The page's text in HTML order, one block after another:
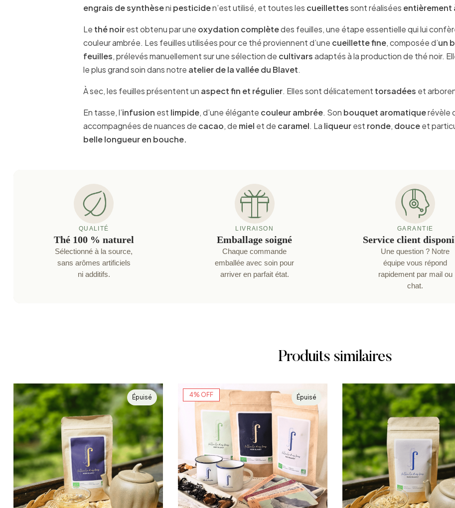
engrais de synthèseni pesticiden’est utilisé, et toutes les cueillettessont réalisées entièrement
Le thé noirest obtenu par une oxydation complètedes feuilles, une étape essentielle qui lui
couleur ambrée. Les feuilles utilisées pour ce thé proviennent d’une cueillette fine, composée d’un
feuilles, prélevés manuellement sur une sélection de cultivarsadaptés à la production de thé noir.
le plus grand soin dans notre atelier de la vallée du Blavet.
À sec, les feuilles présentent un aspect fin et régulier. Elles sont délicatement torsadées et
En tasse, l’infusion est limpide, d’une élégante couleur ambrée. Son bouquet aromatiquerévèle
accompagnées de nuances de cacao, de miel et de caramel. La liqueurest ronde, douceet
belle longueur en bouche.
QUALITÉ
Thé 100 % naturel
Sélectionné à la source,
sans arômes artificiels
ni additifs.
LIVRAISON
Emballage soigné
Chaque commande
emballée avec soin pour
arriver en parfait état.
GARANTIE
Service client
Une question ? Notre
équipe vous répond
rapidement par mail ou
chat.
Produits similaires
Épuisé Épuisé
4% OFF